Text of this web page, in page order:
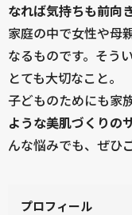
なれば気持ちも前向
家庭の中で女性や母
なるものです。そう
とても大切なこと。
子どものためにも家
ような美肌づくりの
んな悩みでも、ぜひ
プロフィール